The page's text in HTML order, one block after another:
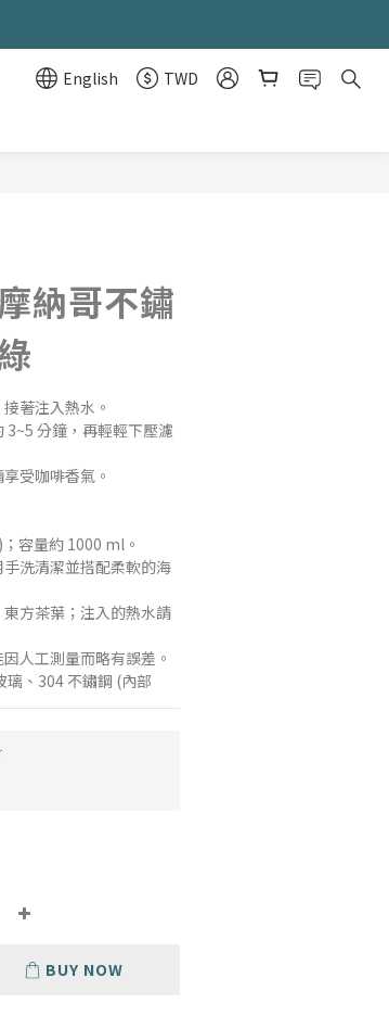
English
TWD
納哥不鏽
著注入熱水。
分鐘，再輕輕下壓濾
受咖啡香氣。
容量約 1000 ml。
洗清潔並搭配柔軟的海
方茶葉；注入的熱水請
人工測量而略有誤差。
、304 不鏽鋼 (內部
BUY NOW